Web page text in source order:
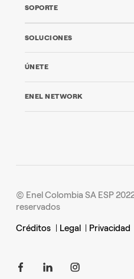
SOPORTE
SOLUCIONES
ÚNETE
ENEL NETWORK
© Enel Colombia SA ESP
reservados
Créditos | Legal | Privacidad